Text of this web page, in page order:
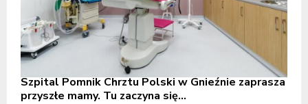
Szpital Pomnik Chrztu Polski w Gnieźnie zaprasza
przyszłe mamy. Tu zaczyna się...